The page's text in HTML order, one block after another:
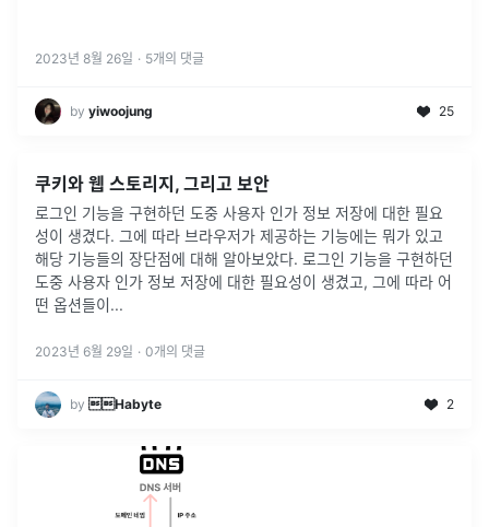
2023년 8월 26일 · 5개의 댓글
by yiwoojung 25
쿠키와 웹 스토리지, 그리고 보안
로그인 기능을 구현하던 도중 사용자 인가 정보 저장에 대한 필요
성이 생겼다. 그에 따라 브라우저가 제공하는 기능에는 뭐가 있고
해당 기능들의 장단점에 대해 알아보았다. 로그인 기능을 구현하던
도중 사용자 인가 정보 저장에 대한 필요성이 생겼고, 그에 따라 어
떤 옵션들이...
2023년 6월 29일 · 0개의 댓글
by Habyte 2